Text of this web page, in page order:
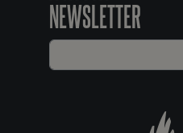
NEWSLETTER